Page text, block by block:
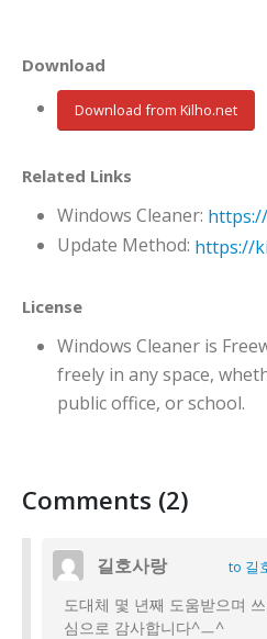
Download
Download from Kilho.net
Related Links
Windows Cleaner:
Update Method:
License
Windows Cleaner is
freely in any space,
public office, or school.
Comments (2)
길호사랑 to 길
도대체 몇 년째 도움받으며
심으로 감사합니다^ㅡ^